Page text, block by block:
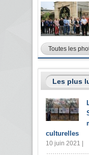
Toutes les
Les plus
culturelles
10 juin 2021 |